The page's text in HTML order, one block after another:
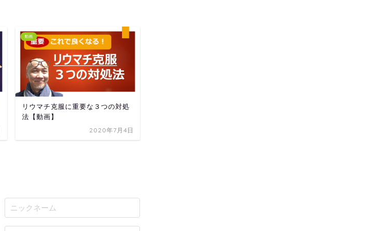
動画
リウマチ克服に重要な３つの対処
法【動画】
2020年7月4日